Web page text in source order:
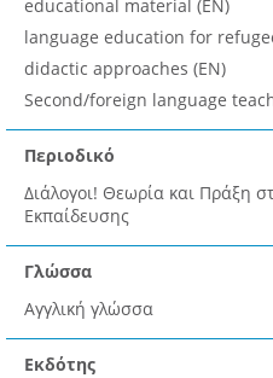
educational material (EN)
language education for
didactic approaches (EN)
Second/foreign language
Περιοδικό
Διάλογοι! Θεωρία και Πράξη
Εκπαίδευσης
Γλώσσα
Αγγλική γλώσσα
Εκδότης